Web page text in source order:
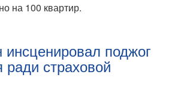
на 100 квартир.
инсценировал поджог
страховой